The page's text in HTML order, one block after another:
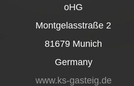
oHG
Montgelasstraße 2
81679 Munich
Germany
www.ks-gasteig.de